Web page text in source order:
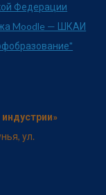
Федерации
Moodle — ШКАИ
ул.